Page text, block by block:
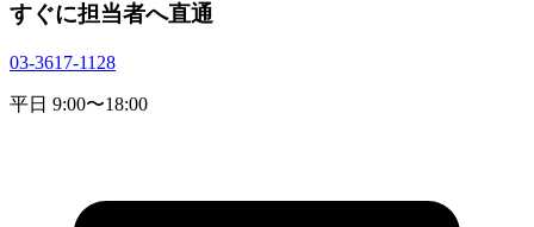
すぐに担当者へ直通
03-3617-1128
平日 9:00〜18:00